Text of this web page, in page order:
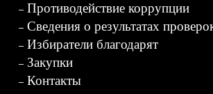
Противодействие коррупции
Сведения о результатах
Избиратели благодарят
Закупки
Контакты